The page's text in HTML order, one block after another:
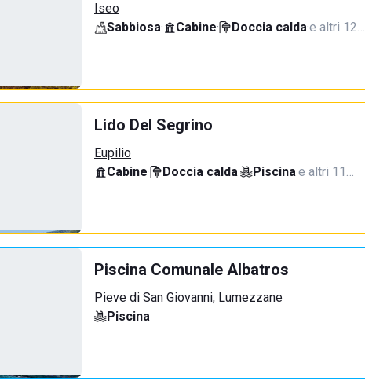
Iseo
Sabbiosa· Cabine· Doccia calda·e altri 12…
Lido Del Segrino
Eupilio
Cabine· Doccia calda· Piscina·e altri 11…
Piscina Comunale Albatros
Pieve di San Giovanni, Lumezzane
Piscina